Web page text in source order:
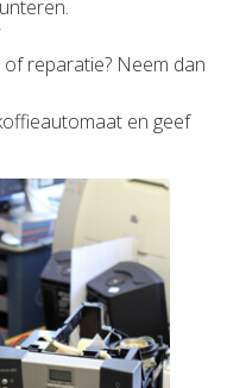
reparatie? Neem dan
en geef